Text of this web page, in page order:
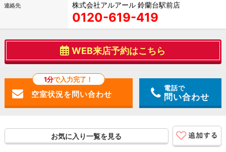
連絡先 株式会社アルアール 鈴蘭台駅前店
0120-619-419
WEB来店予約はこちら
1分で入力完了！
電話で
問い合わせ
お気に入り一覧を見る